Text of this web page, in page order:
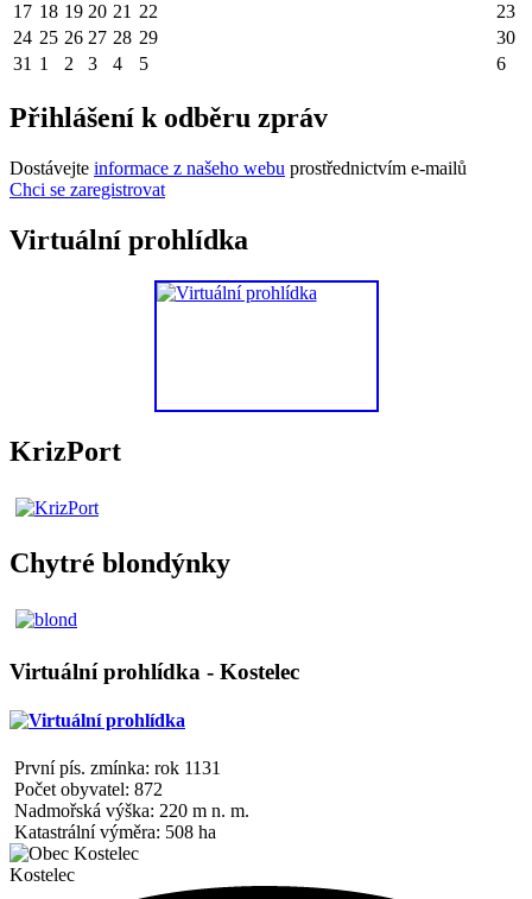
17 18 19 20 21 22
23
24 25 26 27 28 29
30
31 1 2 3 4 5 6
Přihlášení k odběru zpráv
Dostávejte informace z našeho webu prostřednictvím e-mailů
Chci se zaregistrovat
Virtuální prohlídka
KrizPort
Chytré blondýnky
Virtuální prohlídka - Kostelec
První pís. zmínka: rok 1131
Počet obyvatel: 872
Nadmořská výška: 220 m n. m.
Katastrální výměra: 508 ha
Kostelec